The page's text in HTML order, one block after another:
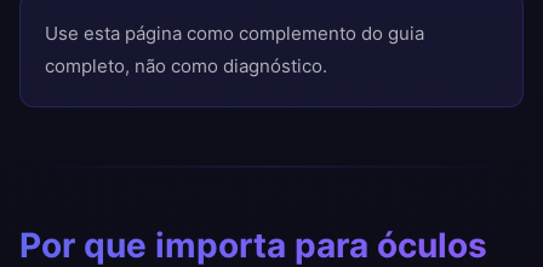
Use esta página como complemento do guia
completo, não como diagnóstico.
Por que importa para óculos